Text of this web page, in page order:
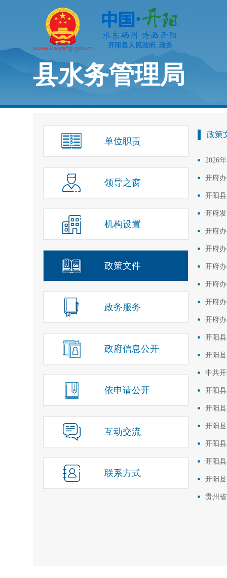
县水务管理局
单位职责
领导之窗
机构设置
政策文件
政务服务
政府信息公开
依申请公开
互动交流
联系方式
政策
2026
开府
开阳
开府
开府
开府
开府
开府
开府
开府
开阳
开阳
中共
开阳
开阳
开阳
开阳
开阳
开阳
贵州